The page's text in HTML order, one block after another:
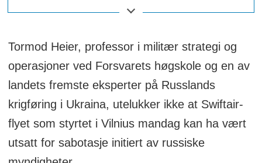
nå ikke er funnet tegn til sabotasje
Tormod Heier, professor i militær strategi og
operasjoner ved Forsvarets høgskole og en av
landets fremste eksperter på Russlands
krigføring i Ukraina, utelukker ikke at Swiftair-
flyet som styrtet i Vilnius mandag kan ha vært
utsatt for sabotasje initiert av russiske